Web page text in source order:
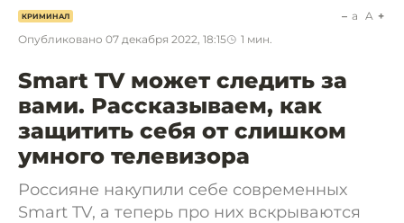
КРИМИНАЛ
Опубликовано 07 декабря 2022, 18:15 1 мин.
a A
Smart TV может следить за
вами. Рассказываем, как
защитить себя от слишком
умного телевизора
Россияне накупили себе современных
Smart TV, а теперь про них вскрываются